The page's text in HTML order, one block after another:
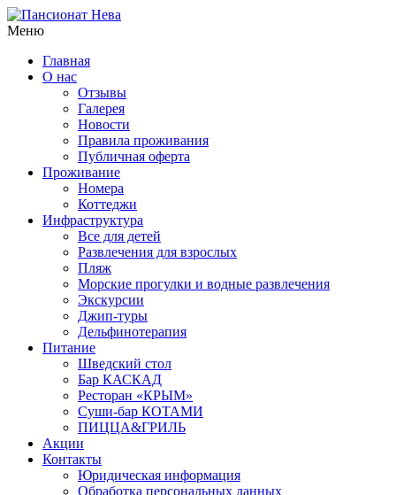
Меню
Главная
О нас
Отзывы
Галерея
Новости
Правила проживания
Публичная оферта
Проживание
Номера
Коттеджи
Инфраструктура
Все для детей
Развлечения для взрослых
Пляж
Морские прогулки и водные развлечения
Экскурсии
Джип-туры
Дельфинотерапия
Питание
Шведский стол
Бар КАСКАД
Ресторан «КРЫМ»
Суши-бар КОТАМИ
ПИЦЦА&ГРИЛЬ
Акции
Контакты
Юридическая информация
Обработка персональных данных